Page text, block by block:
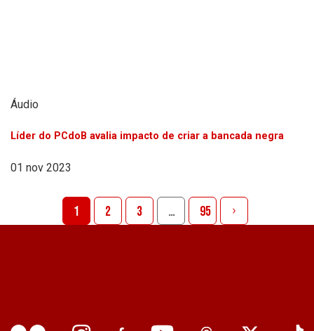
Áudio
Líder do PCdoB avalia impacto de criar a bancada negra
01 nov 2023
1 2 3 … 95